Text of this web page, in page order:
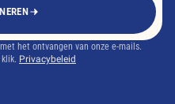
het ontvangen van onze e-mails.
Privacybeleid